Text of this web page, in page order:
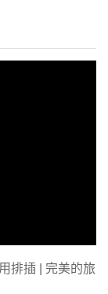
排插 | 完美的旅